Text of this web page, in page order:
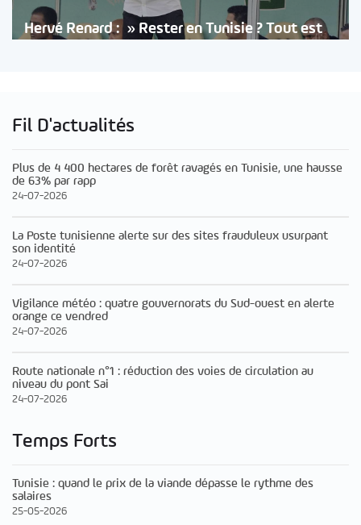
Hervé Renard : » Rester en Tunisie ? Tout est
Fil D'actualités
Plus de 4 400 hectares de forêt ravagés en Tunisie, une hausse
de 63% par rapp
24-07-2026
La Poste tunisienne alerte sur des sites frauduleux usurpant
son identité
24-07-2026
Vigilance météo : quatre gouvernorats du Sud-ouest en alerte
orange ce vendred
24-07-2026
Route nationale n°1 : réduction des voies de circulation au
niveau du pont Sai
24-07-2026
Temps Forts
Tunisie : quand le prix de la viande dépasse le rythme des
salaires
25-05-2026